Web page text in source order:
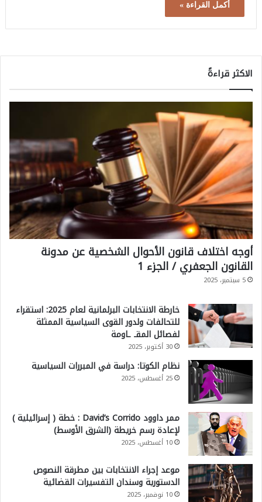
أكمل القراءة »
الاكثر قراءةً
أوجه اختلاف قانون الأحوال الشخصية عن مدونة
القانون الجعفري / الجزء 1
5 سبتمبر، 2025
خارطة الانتخابات البرلمانية لعام 2025: استقراء
للتحالفات ولدور القوى السياسية الممثلة
لفصائل المقـ ـاومة
30 أكتوبر، 2025
نظام الكوتا: دراسة في المبررات السياسية
25 أغسطس، 2025
ممر داوود David’s Corrido : خطة ( إسرائيلية )
لإعادة رسم خريطة (الشرق الأوسط)
10 أغسطس، 2025
موعد إجراء الانتخابات بين مطرقة النصوص
الدستورية وسندان التفسيرات القضائية
10 نوفمبر، 2025